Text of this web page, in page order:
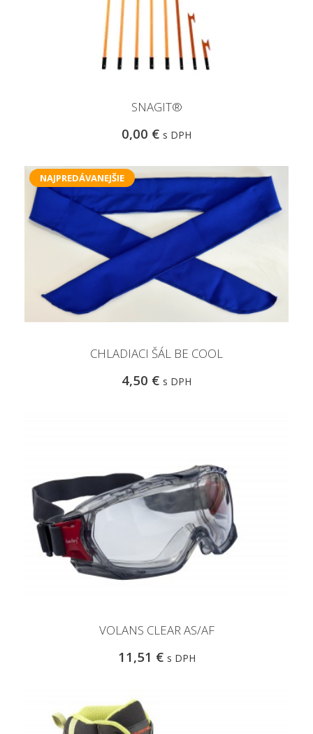
SNAGIT®
0,00 € s DPH
NAJPREDÁVANEJŠIE
CHLADIACI ŠÁL BE COOL
4,50 € s DPH
VOLANS CLEAR AS/AF
11,51 € s DPH